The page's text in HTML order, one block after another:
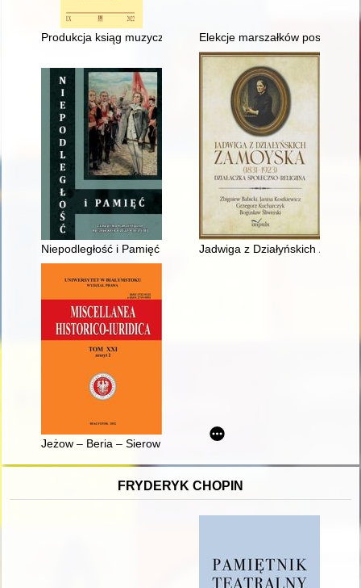
Produkcja ksiąg muzycznych w skryptorium lubiąskim do
Elekcje marszałków
Niepodległość i Pamięć : czasopismo humanistyczne. R. 29,
Jadwiga z Działyńskich
Jeżow – Beria – Sierow a sprawa Polaków : na szczytach
FRYDERYK CHOPIN